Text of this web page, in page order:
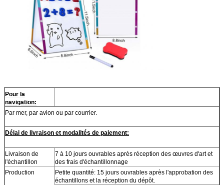
Pour la
navigation:
Par mer, par avion ou par courrier.
Délai de livraison et modalités de paiement:
Livraison de
l'échantillon
7 à 10 jours ouvrables après réception des œuvres d'art et
des frais d'échantillonnage
Production
Petite quantité: 15 jours ouvrables après l'approbation des
échantillons et la réception du dépôt.